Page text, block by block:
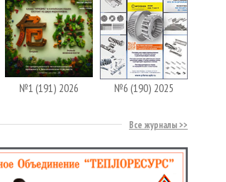
№1 (191) 2026 №6 (190) 2025
Все журналы